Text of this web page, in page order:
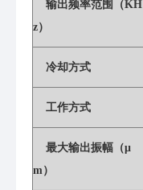
输出频率范围（KH
z）
冷却方式
工作方式
最大输出振幅（μ
m）